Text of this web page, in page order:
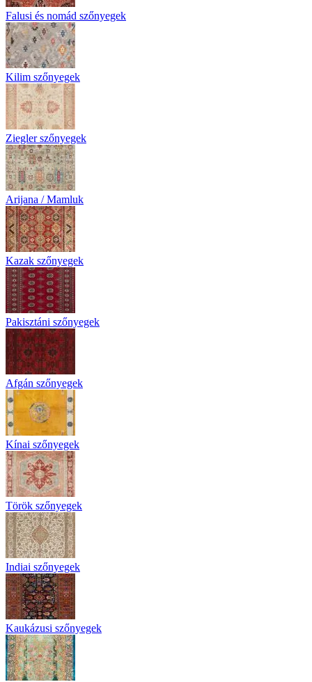
Falusi és nomád szőnyegek
Kilim szőnyegek
Ziegler szőnyegek
Arijana / Mamluk
Kazak szőnyegek
Pakisztáni szőnyegek
Afgán szőnyegek
Kínai szőnyegek
Török szőnyegek
Indiai szőnyegek
Kaukázusi szőnyegek